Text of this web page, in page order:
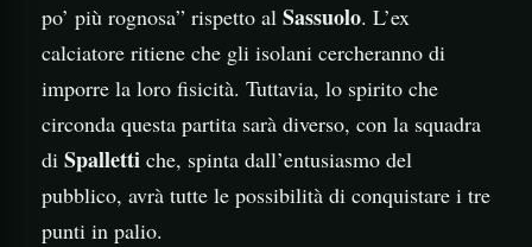
po’ più rognosa” rispetto al Sassuolo. L’ex
calciatore ritiene che gli isolani cercheranno di
imporre la loro fisicità. Tuttavia, lo spirito che
circonda questa partita sarà diverso, con la squadra
di Spalletti che, spinta dall’entusiasmo del
pubblico, avrà tutte le possibilità di conquistare i tre
punti in palio.